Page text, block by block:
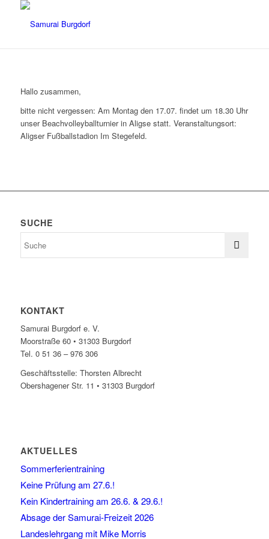
Hallo zusammen,
bitte nicht vergessen: Am Montag den 17.07. findet um 18.30 Uhr
unser Beachvolleyballturnier in Aligse statt. Veranstaltungsort:
Aligser Fußballstadion Im Stegefeld.
SUCHE
KONTAKT
Samurai Burgdorf e. V.
Moorstraße 60 • 31303 Burgdorf
Tel. 0 51 36 – 976 306
Geschäftsstelle: Thorsten Albrecht
Obershagener Str. 11 • 31303 Burgdorf
AKTUELLES
Sommerferientraining
Keine Prüfung am 27.6.!
Kein Kindertraining am 26.6. & 29.6.!
Absage der Samurai-Freizeit 2026
Landeslehrgang mit Mike Morris